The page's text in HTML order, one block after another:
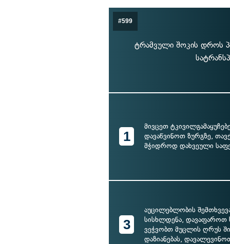
#599
ტრამვული შოკის დროს
1
მივცეთ
დავაწვინოთ ზურგზე,
მჭიდროდ დახვეული
3
აუცილებლობის
სისხლდენა, დავაფაროთ
ვეჭვობთ მუცლის ღრუს
დაზიანებას,